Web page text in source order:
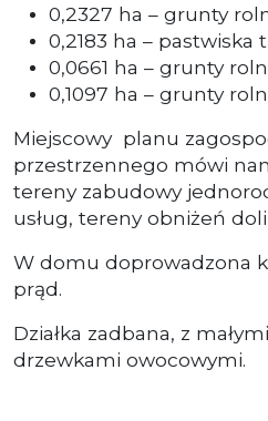
0,2327 ha – grunty
0,2183 ha – pastwiska
0,0661 ha – grunty
0,1097 ha – grunty
Miejscowy planu
przestrzennego mówi
tereny zabudowy
usług, tereny obniżeń
W domu doprowadzona
prąd.
Działka zadbana, z
drzewkami owocowymi.